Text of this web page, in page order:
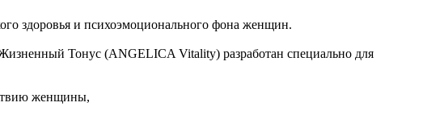
здоровья и психоэмоционального фона женщин.
Тонус (ANGELICA Vitality) разработан специально для
женщины,